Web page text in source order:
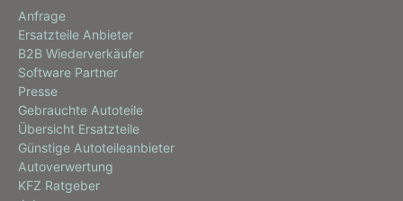
Anfrage
Ersatzteile Anbieter
B2B Wiederverkäufer
Software Partner
Presse
Gebrauchte Autoteile
Übersicht Ersatzteile
Günstige Autoteileanbieter
Autoverwertung
KFZ Ratgeber